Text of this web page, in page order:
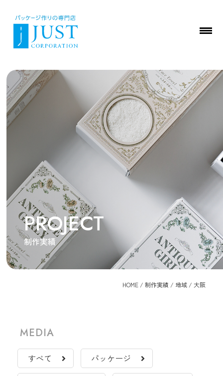
PROJECT
制作実績
HOME / 制作実績 / 地域 / 大阪
MEDIA
すべて パッケージ